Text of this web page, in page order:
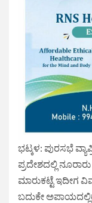
ಭಟ್ಕಳ: ಪುರಸಭೆ
ಪ್ರದೇಶದಲ್ಲಿ
ಮಾರುಕಟ್ಟೆ ಇದೀಗ
ಬದುಕೇ